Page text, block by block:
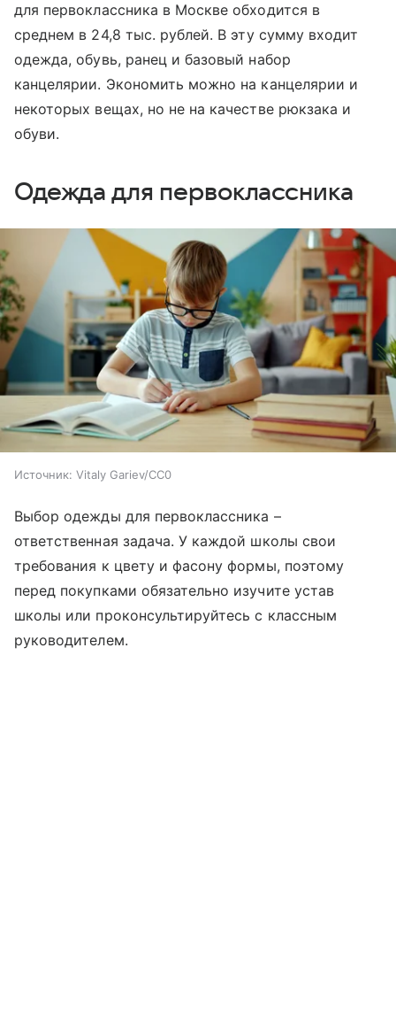
для первоклассника в Москве обходится в
среднем в 24,8 тыс. рублей. В эту сумму входит
одежда, обувь, ранец и базовый набор
канцелярии. Экономить можно на канцелярии и
некоторых вещах, но не на качестве рюкзака и
обуви.
Одежда для первоклассника
Источник: Vitaly Gariev/CC0
Выбор одежды для первоклассника –
ответственная задача. У каждой школы свои
требования к цвету и фасону формы, поэтому
перед покупками обязательно изучите устав
школы или проконсультируйтесь с классным
руководителем.